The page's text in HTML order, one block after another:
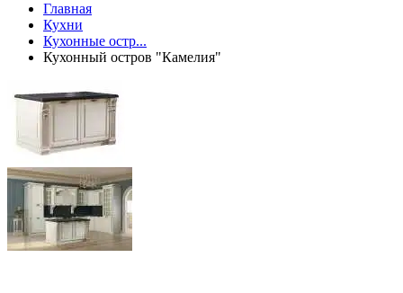
Главная
Кухни
Кухонные остр...
Кухонный остров "Камелия"